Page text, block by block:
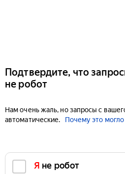
Подтвердите, что
не робот
Нам очень жаль, но запросы с
автоматические.
Почему это
Я не робот